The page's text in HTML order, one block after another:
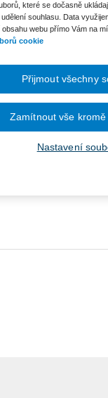
-
které se dočasně
souhlasu. Data
webu přímo Vám na
cookie
Nastavení
Zamítnout vše
Přijmout všechny